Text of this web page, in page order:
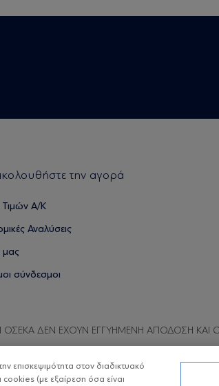
την αγορά
Τιμών Α/Κ
Αναλύσεις
μας
σύνδεσμοι
ΟΣΕΚΑ ΔΕΝ ΕΧΟΥΝ ΕΓΓΥΗΜΕΝΗ ΑΠΟΔΟΣΗ ΚΑΙ
επισκεψιμότητα στον διαδικτυακό
cookies (με εξαίρεση όσα είναι